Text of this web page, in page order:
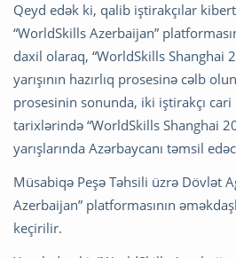
Qeyd edək ki, qalib iştirakçılar
“WorldSkills Azerbaijan”
daxil olaraq, “WorldSkills Shanghai
yarışının hazırlıq prosesinə cəlb
prosesinin sonunda, iki iştirakçı
tarixlərində “WorldSkills Shanghai
yarışlarında Azərbaycanı təmsil
Müsabiqə Peşə Təhsili üzrə Dövlət
Azerbaijan” platformasının
keçirilir.